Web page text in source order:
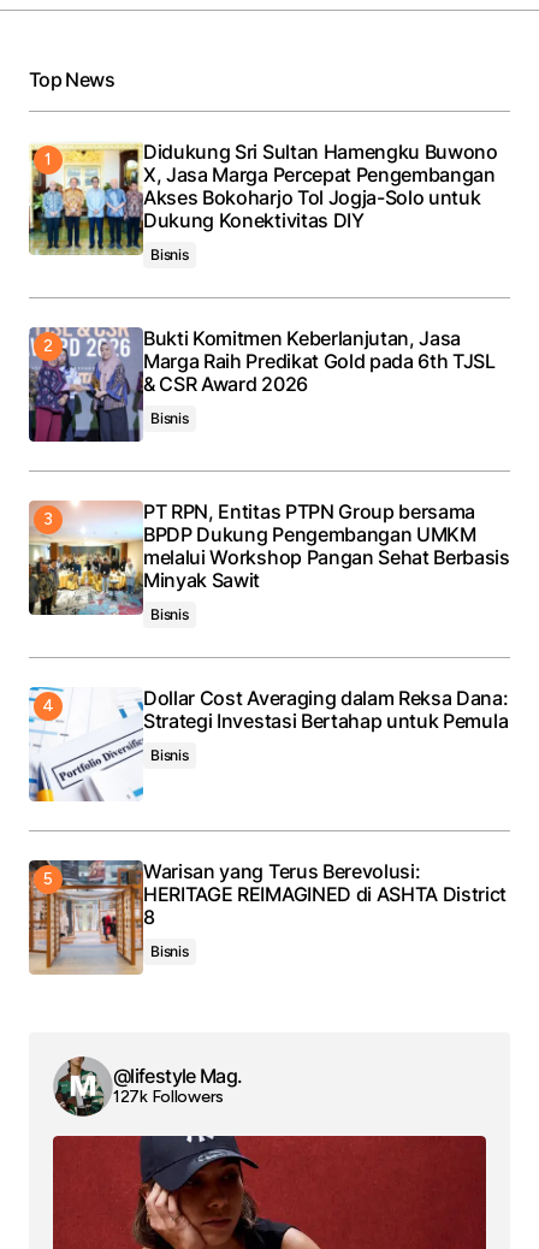
Top News
Didukung Sri Sultan Hamengku Buwono
X, Jasa Marga Percepat Pengembangan
Akses Bokoharjo Tol Jogja-Solo untuk
Dukung Konektivitas DIY
Bisnis
Bukti Komitmen Keberlanjutan, Jasa
Marga Raih Predikat Gold pada 6th TJSL
& CSR Award 2026
Bisnis
PT RPN, Entitas PTPN Group bersama
BPDP Dukung Pengembangan UMKM
melalui Workshop Pangan Sehat Berbasis
Minyak Sawit
Bisnis
Dollar Cost Averaging dalam Reksa Dana:
Strategi Investasi Bertahap untuk Pemula
Bisnis
Warisan yang Terus Berevolusi:
HERITAGE REIMAGINED di ASHTA District
8
Bisnis
@lifestyle Mag.
127k Followers